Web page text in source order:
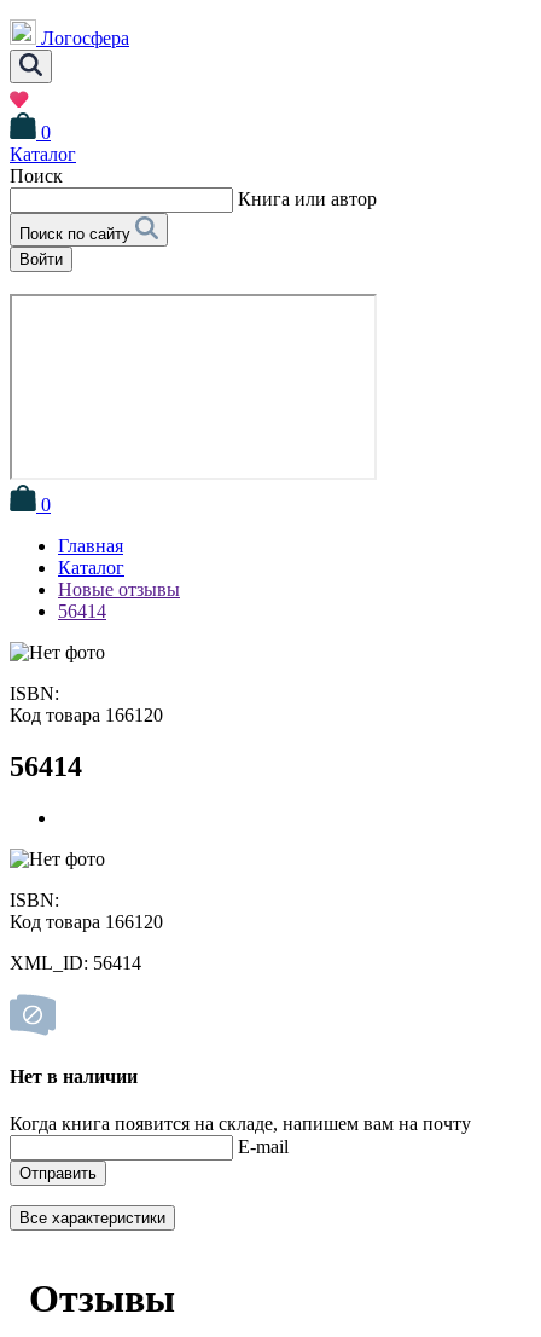
Логосфера
0
Каталог
Поиск
Книга или автор
Поиск по сайту
Войти
0
Главная
Каталог
Новые отзывы
56414
ISBN:
Код товара 166120
56414
ISBN:
Код товара 166120
XML_ID: 56414
Нет в наличии
Когда книга появится на складе, напишем вам на почту
E-mail
Отправить
Все характеристики
Отзывы